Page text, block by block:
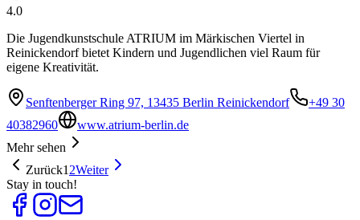
4.0
Die Jugendkunstschule ATRIUM im Märkischen Viertel in
Reinickendorf bietet Kindern und Jugendlichen viel Raum für
eigene Kreativität.
Senftenberger Ring 97, 13435 Berlin Reinickendorf
+49 30
40382960
www.atrium-berlin.de
Mehr sehen
Zurück1 2Weiter
Stay in touch!